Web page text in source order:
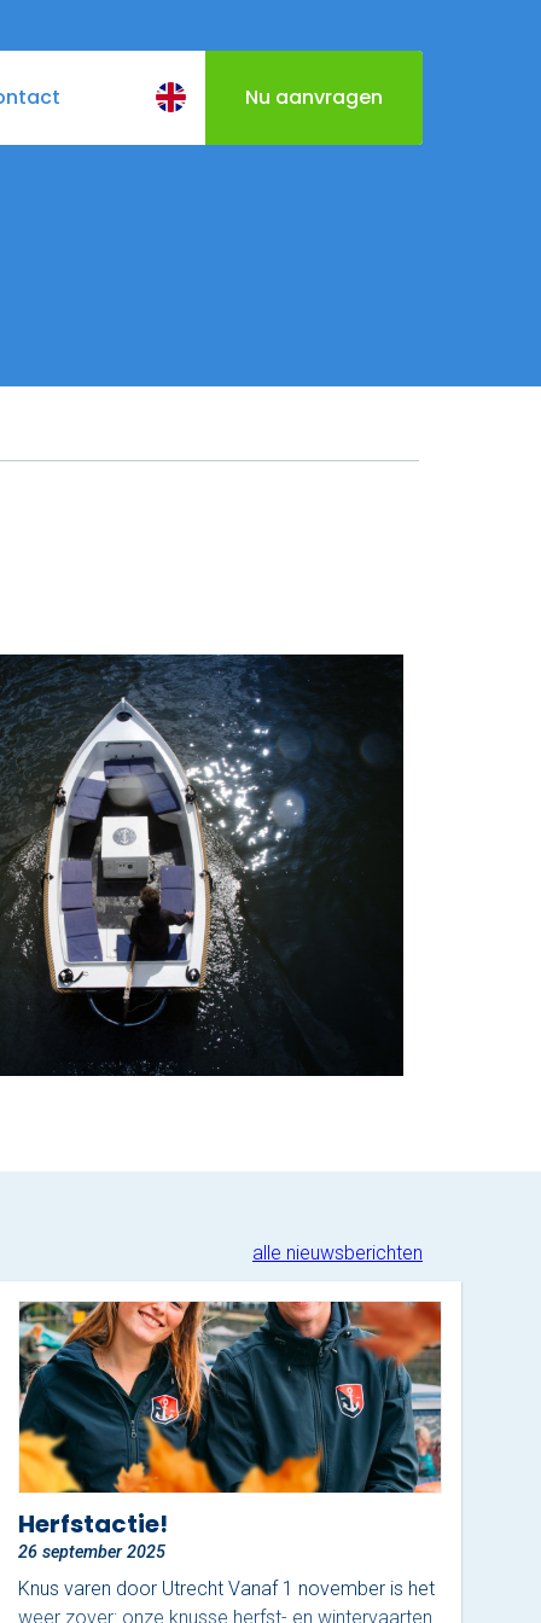
CateringmenuVaren door Utrecht
Nu aanvragen
alle nieuwsberichten
Herfstactie!
26 september 2025
Knus varen door Utrecht Vanaf 1 november is het
weer zover: onze knusse herfst- en wintervaarten